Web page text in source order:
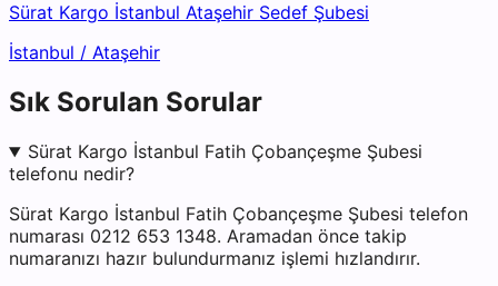
Sürat Kargo İstanbul Ataşehir Sedef Şubesi
İstanbul / Ataşehir
Sık Sorulan Sorular
Sürat Kargo İstanbul Fatih Çobançeşme Şubesi
telefonu nedir?
Sürat Kargo İstanbul Fatih Çobançeşme Şubesi telefon
numarası 0212 653 1348. Aramadan önce takip
numaranızı hazır bulundurmanız işlemi hızlandırır.